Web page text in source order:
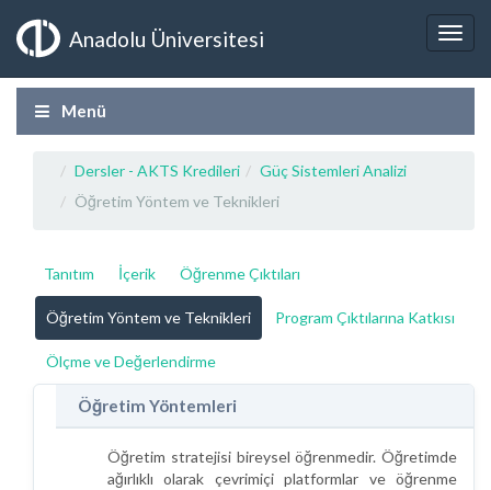
Anadolu Üniversitesi
Menü
Dersler - AKTS Kredileri
Güç Sistemleri Analizi
Öğretim Yöntem ve Teknikleri
Tanıtım İçerik Öğrenme Çıktıları
Öğretim Yöntem ve Teknikleri Program Çıktılarına Katkısı
Ölçme ve Değerlendirme
Öğretim Yöntemleri
Öğretim stratejisi bireysel öğrenmedir. Öğretimde
ağırlıklı olarak çevrimiçi platformlar ve öğrenme